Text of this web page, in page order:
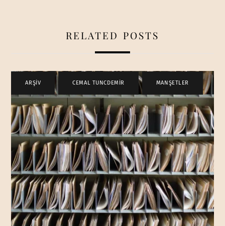
RELATED POSTS
ARŞİV CEMAL TUNCDEMİR , MANŞETLER